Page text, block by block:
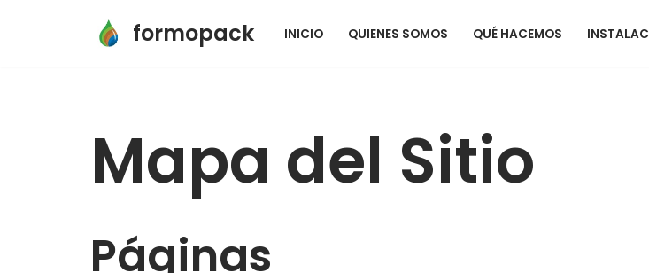
formopack INICIO QUIENES SOMOS QUÉ HACEMOS
Mapa del Sitio
Páginas